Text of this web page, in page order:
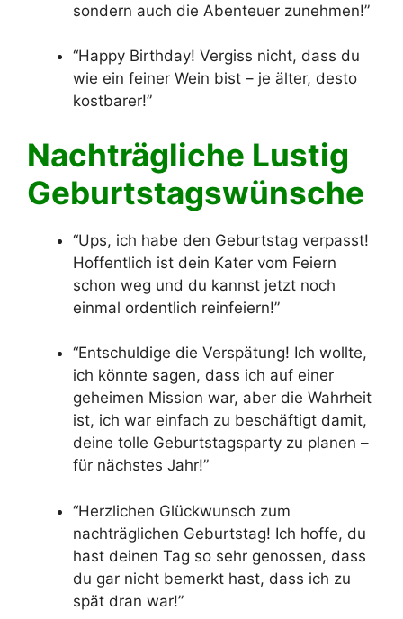
sondern auch die Abenteuer zunehmen!”
“Happy Birthday! Vergiss nicht, dass du
wie ein feiner Wein bist – je älter, desto
kostbarer!”
Nachträgliche Lustig
Geburtstagswünsche
“Ups, ich habe den Geburtstag verpasst!
Hoffentlich ist dein Kater vom Feiern
schon weg und du kannst jetzt noch
einmal ordentlich reinfeiern!”
“Entschuldige die Verspätung! Ich wollte,
ich könnte sagen, dass ich auf einer
geheimen Mission war, aber die Wahrheit
ist, ich war einfach zu beschäftigt damit,
deine tolle Geburtstagsparty zu planen –
für nächstes Jahr!”
“Herzlichen Glückwunsch zum
nachträglichen Geburtstag! Ich hoffe, du
hast deinen Tag so sehr genossen, dass
du gar nicht bemerkt hast, dass ich zu
spät dran war!”